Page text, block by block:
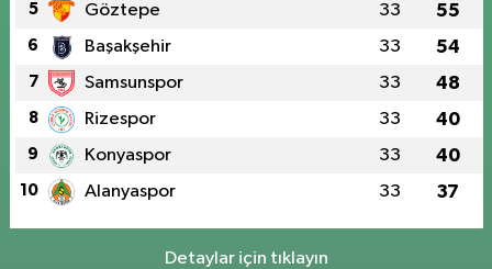
5 Göztepe 33 55
6 Başakşehir 33 54
7 Samsunspor 33 48
8 Rizespor 33 40
9 Konyaspor 33 40
10 Alanyaspor 33 37
Detaylar için tıklayın